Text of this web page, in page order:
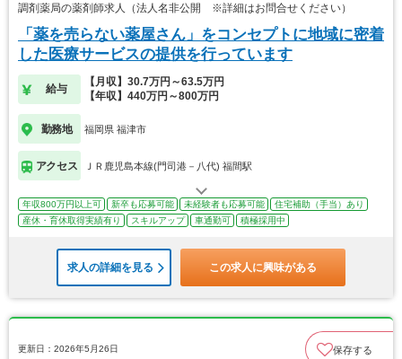
調剤薬局の薬剤師求人（法人名非公開 ※詳細はお問合せください）
「薬を売らない薬屋さん」をコンセプトに地域に密着
した医療サービスの提供を行っています
給与
【月収】30.7万円～63.5万円
【年収】440万円～800万円
勤務地 福岡県 福津市
アクセス ＪＲ鹿児島本線(門司港－八代) 福間駅
年収800万円以上可 新卒も応募可能 未経験者も応募可能
住宅補助（手当）あり
産休・育休取得実績有り
スキルアップ 車通勤可 積極採用中
求人の詳細を見る この求人に興味がある
更新日：2026年5月26日 保存する